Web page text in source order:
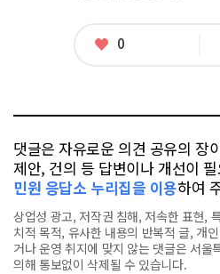
좋
0
댓글은 자유로운 의견 공유의 장
제안, 건의 등 답변이나 개선이
민원 응답소 누리집을 이용하여
상업성 광고, 저작권 침해, 저속한 표현,
치적 목적, 유사한 내용의 반복적 글, 개
거나 운영 취지에 맞지 않는 댓글은 서울
의해 통보없이 삭제될 수 있습니다.